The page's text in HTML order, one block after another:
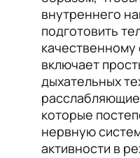
внутреннего
подготовить
качественному
включает
дыхательных
которые
нервную
активности в